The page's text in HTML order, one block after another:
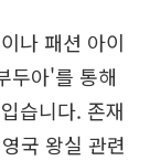
나 패션 아이
두아'를 통해
습니다. 존재
국 왕실 관련